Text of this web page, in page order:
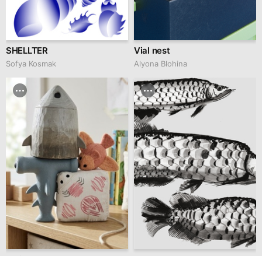
SHELLTER
Sofya Kosmak
Vial nest
Alyona Blohina